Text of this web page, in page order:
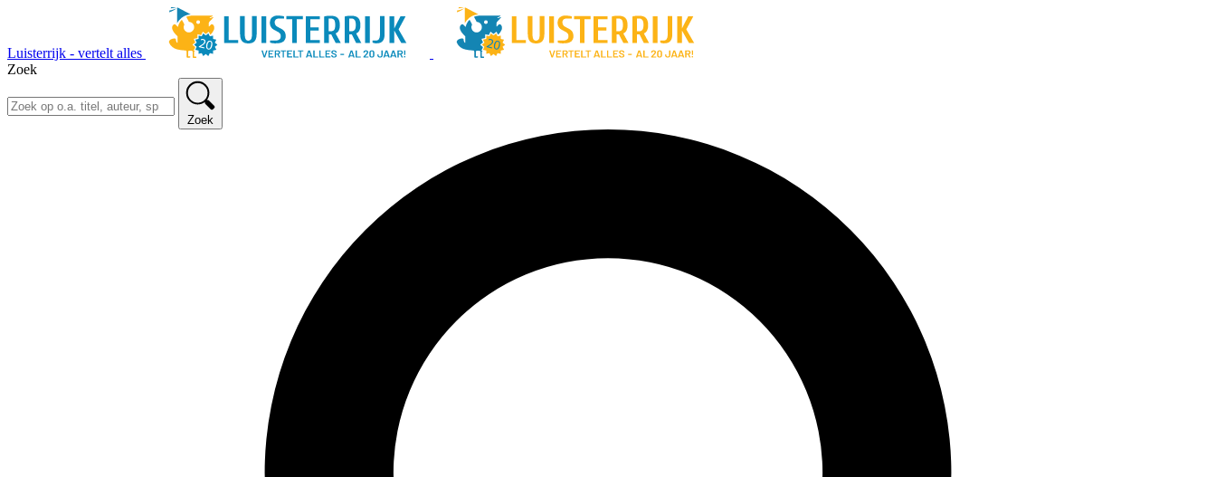
Luisterrijk - vertelt alles
Zoek
Zoek